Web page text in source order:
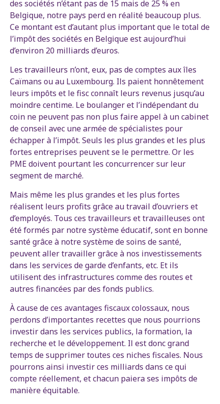
des sociétés n’étant pas de 15 mais de 25 % en
Belgique, notre pays perd en réalité beaucoup plus.
Ce montant est d’autant plus important que le total de
l’impôt des sociétés en Belgique est aujourd’hui
d’environ 20 milliards d’euros.
Les travailleurs n’ont, eux, pas de comptes aux îles
Caïmans ou au Luxembourg. Ils paient honnêtement
leurs impôts et le fisc connaît leurs revenus jusqu’au
moindre centime. Le boulanger et l’indépendant du
coin ne peuvent pas non plus faire appel à un cabinet
de conseil avec une armée de spécialistes pour
échapper à l’impôt. Seuls les plus grandes et les plus
fortes entreprises peuvent se le permettre. Or les
PME doivent pourtant les concurrencer sur leur
segment de marché.
Mais même les plus grandes et les plus fortes
réalisent leurs profits grâce au travail d’ouvriers et
d’employés. Tous ces travailleurs et travailleuses ont
été formés par notre système éducatif, sont en bonne
santé grâce à notre système de soins de santé,
peuvent aller travailler grâce à nos investissements
dans les services de garde d’enfants, etc. Et ils
utilisent des infrastructures comme des routes et
autres financées par des fonds publics.
À cause de ces avantages fiscaux colossaux, nous
perdons d’importantes recettes que nous pourrions
investir dans les services publics, la formation, la
recherche et le développement. Il est donc grand
temps de supprimer toutes ces niches fiscales. Nous
pourrons ainsi investir ces milliards dans ce qui
compte réellement, et chacun paiera ses impôts de
manière équitable.